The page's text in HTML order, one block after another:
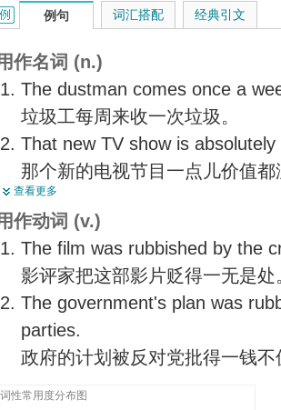
的用法和样例：
例句
作名词 (n.)
The dustman comes once a
垃圾工每周来收一次垃圾。
That new TV show is absolutely
那个新的电视节目一点儿价值都
He was gulled into buying
他被骗买了废物。
I thought he talked a lot of
我觉得他谈的都是些废话。
查看更多
作动词 (v.)
The film was rubbished by the
影评家把这部影片贬得一无是处
The government's plan was
parties.
政府的计划被反对党批得一钱不
词性常用度分布图
词汇搭配 经典引文